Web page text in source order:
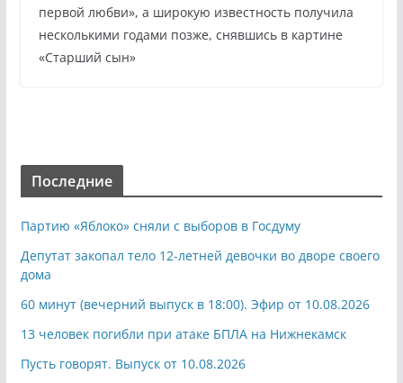
первой любви», а широкую известность получила
несколькими годами позже, снявшись в картине
«Старший сын»
Последние
Партию «Яблоко» сняли с выборов в Госдуму
Депутат закопал тело 12-летней девочки во дворе своего
дома
60 минут (вечерний выпуск в 18:00). Эфир от 10.08.2026
13 человек погибли при атаке БПЛА на Нижнекамск
Пусть говорят. Выпуск от 10.08.2026